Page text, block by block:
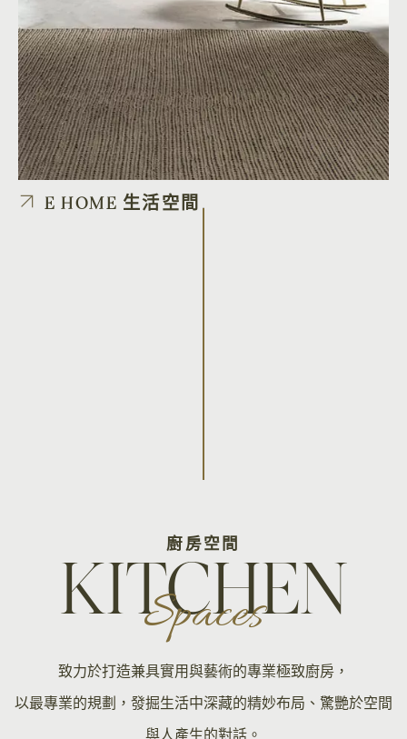
E HOME 生活空間
廚房空間
KITCHEN
Spaces
致力於打造兼具實用與藝術的專業極致廚房，
以最專業的規劃，發掘生活中深藏的精妙布局、驚艷於空間
與人產生的對話。